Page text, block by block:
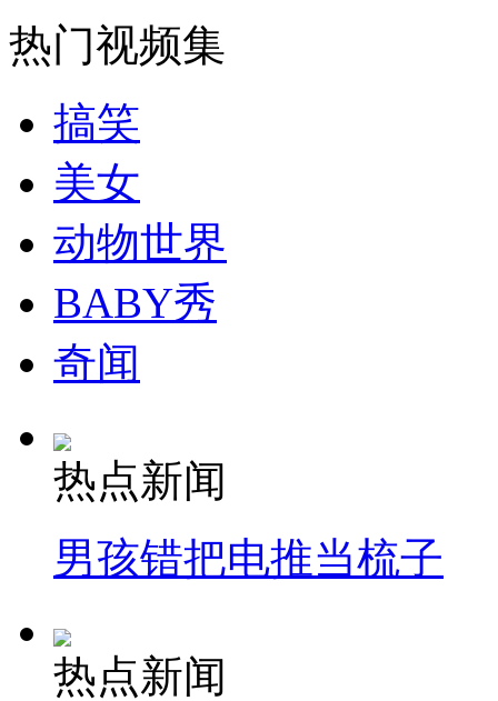
走！跟着总书记去植树
消防员救轻生者
热门视频集
搞笑
美女
动物世界
BABY秀
奇闻
热点新闻
男孩错把电推当梳子
热点新闻